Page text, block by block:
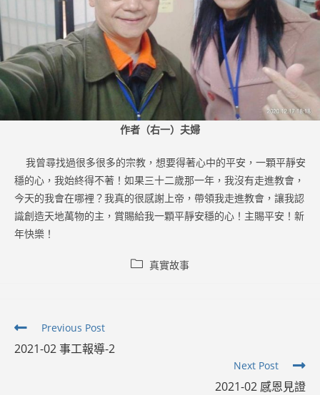
作者（右一）夫婦
我曾尋找過很多很多的宗教，想要得著心中的平安，一顆平靜安
穩的心，我始終得不著！如果三十二歲那一年，我沒有走進教會，
今天的我會在哪裡？我真的很感謝上帝，帶領我走進教會，讓我認
識創造天地萬物的主，賞賜給我一顆平靜安穩的心！主賜平安！新
年快樂！
Post 真實故事
Read
articles
Previous Post
2021-02 事工報導-2
Next Post
2021-02 感恩見證